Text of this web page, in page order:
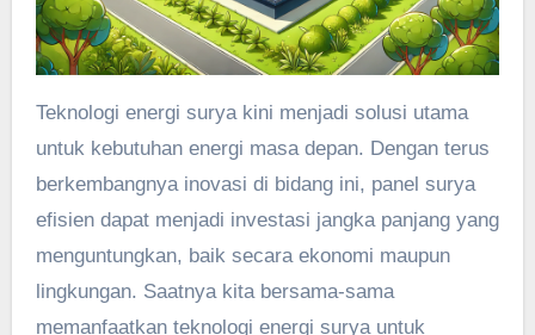
Teknologi energi surya kini menjadi solusi utama
untuk kebutuhan energi masa depan. Dengan terus
berkembangnya inovasi di bidang ini, panel surya
efisien dapat menjadi investasi jangka panjang yang
menguntungkan, baik secara ekonomi maupun
lingkungan. Saatnya kita bersama-sama
memanfaatkan teknologi energi surya untuk